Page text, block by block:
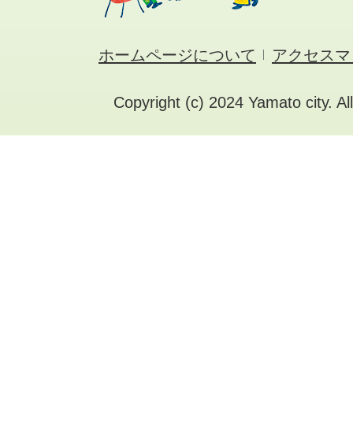
ホームページについて アクセス
Copyright (c) 2024 Yamato city.